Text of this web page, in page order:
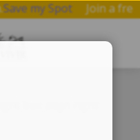
Save my Spot Join a